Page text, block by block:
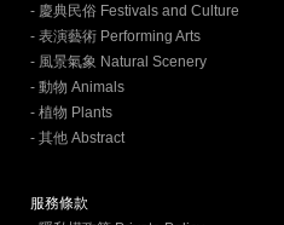
- 慶典民俗 Festivals and Culture
- 表演藝術 Performing Arts
- 風景氣象 Natural Scenery
- 動物 Animals
- 植物 Plants
- 其他 Abstract
服務條款